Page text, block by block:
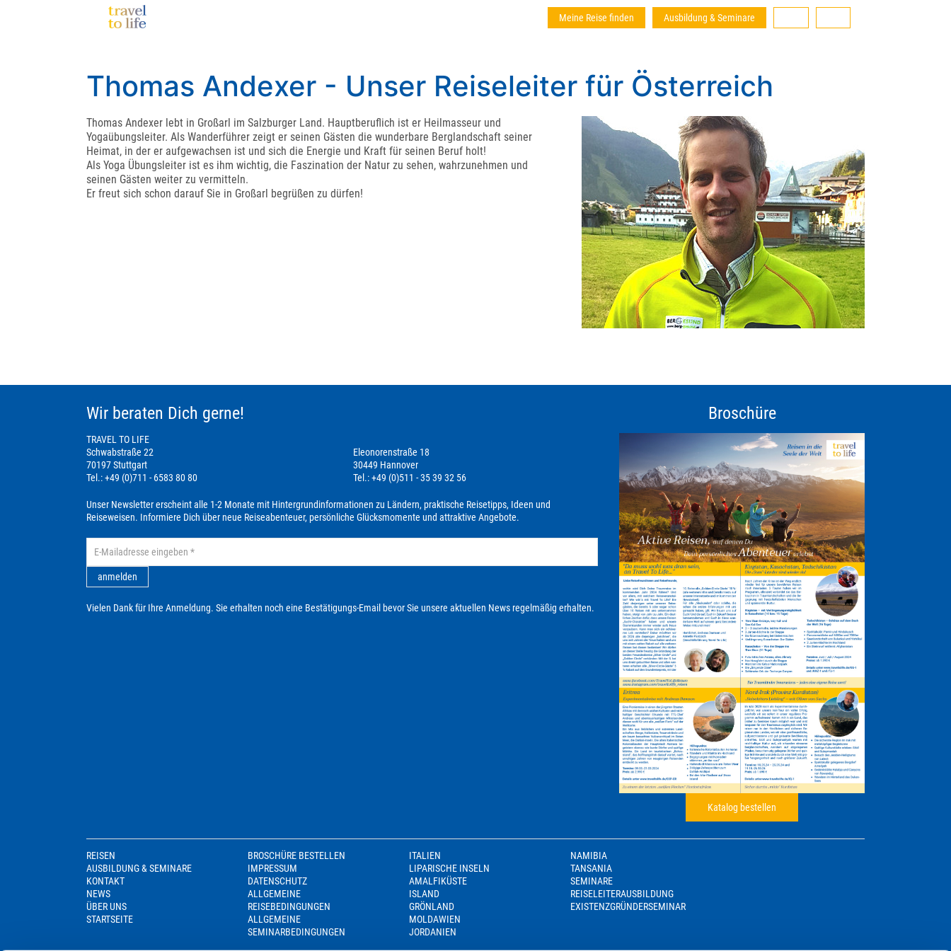
Meine Reise finden Ausbildung & Seminare
Thomas Andexer - Unser Reiseleiter für Österreich
Thomas Andexer lebt in Großarl im Salzburger Land. Hauptberuflich ist er Heilmasseur und
Yogaübungsleiter. Als Wanderführer zeigt er seinen Gästen die wunderbare Berglandschaft seiner
Heimat, in der er aufgewachsen ist und sich die Energie und Kraft für seinen Beruf holt!
Als Yoga Übungsleiter ist es ihm wichtig, die Faszination der Natur zu sehen, wahrzunehmen und
seinen Gästen weiter zu vermitteln.
Er freut sich schon darauf Sie in Großarl begrüßen zu dürfen!
Wir beraten Dich gerne!
TRAVEL TO LIFE
Schwabstraße 22
70197 Stuttgart
Tel.: +49 (0)711 - 6583 80 80
Eleonorenstraße 18
30449 Hannover
Tel.: +49 (0)511 - 35 39 32 56
Unser Newsletter erscheint alle 1-2 Monate mit Hintergrundinformationen zu Ländern, praktische Reisetipps, Ideen und
Reiseweisen. Informiere Dich über neue Reiseabenteuer, persönliche Glücksmomente und attraktive Angebote.
anmelden
Vielen Dank für Ihre Anmeldung. Sie erhalten noch eine Bestätigungs-Email bevor Sie unsere aktuellen News regelmäßig erhalten.
Broschüre
Katalog bestellen
REISEN
AUSBILDUNG & SEMINARE
KONTAKT
NEWS
ÜBER UNS
STARTSEITE
BROSCHÜRE BESTELLEN
IMPRESSUM
DATENSCHUTZ
ALLGEMEINE
REISEBEDINGUNGEN
ALLGEMEINE
SEMINARBEDINGUNGEN
ITALIEN
LIPARISCHE INSELN
AMALFIKÜSTE
ISLAND
GRÖNLAND
MOLDAWIEN
JORDANIEN
NAMIBIA
TANSANIA
SEMINARE
REISELEITERAUSBILDUNG
EXISTENZGRÜNDERSEMINAR